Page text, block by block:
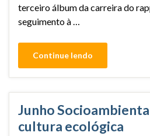
terceiro álbum da carreira do
seguimento à …
Continue lendo
Junho
cultura ecológica